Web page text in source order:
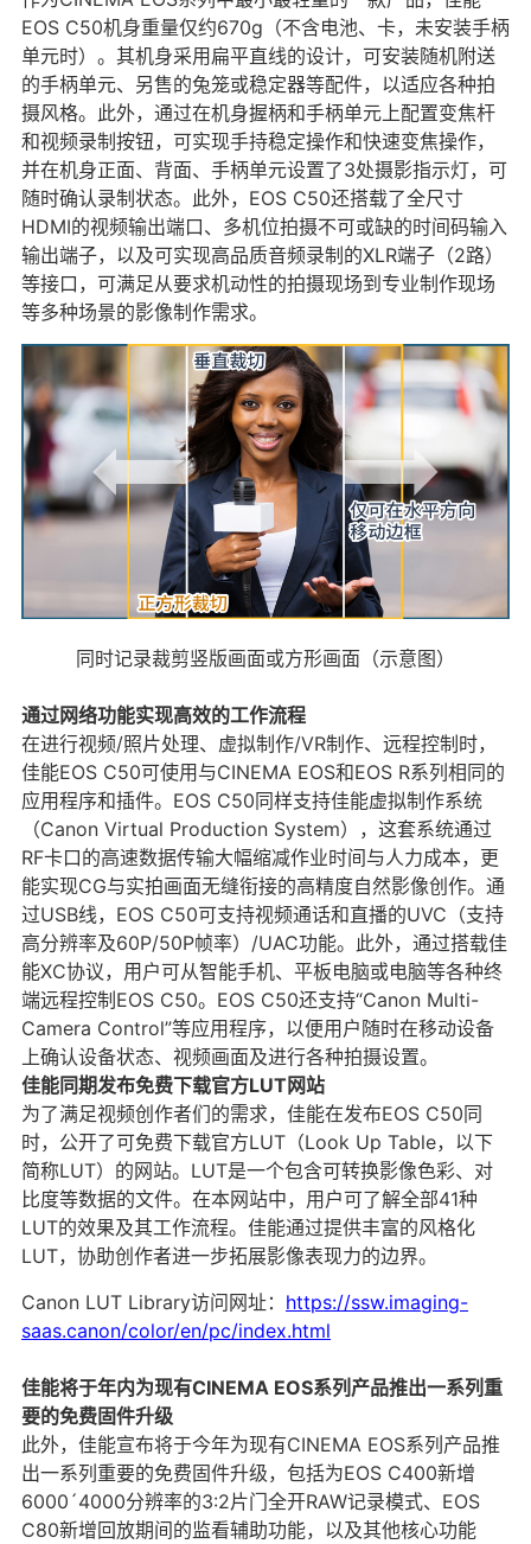
EOS C50机身重量仅约670g（不含电池、卡，未安装手柄
单元时）。其机身采用扁平直线的设计，可安装随机附送
的手柄单元、另售的兔笼或稳定器等配件，以适应各种拍
摄风格。此外，通过在机身握柄和手柄单元上配置变焦杆
和视频录制按钮，可实现手持稳定操作和快速变焦操作，
并在机身正面、背面、手柄单元设置了3处摄影指示灯，可
随时确认录制状态。此外，EOS C50还搭载了全尺寸
HDMI的视频输出端口、多机位拍摄不可或缺的时间码输入
输出端子，以及可实现高品质音频录制的XLR端子（2路）
等接口，可满足从要求机动性的拍摄现场到专业制作现场
等多种场景的影像制作需求。
同时记录裁剪竖版画面或方形画面（示意图）
通过网络功能实现高效的工作流程
在进行视频/照片处理、虚拟制作/VR制作、远程控制时，
佳能EOS C50可使用与CINEMA EOS和EOS R系列相同的
应用程序和插件。EOS C50同样支持佳能虚拟制作系统
（Canon Virtual Production System），这套系统通过
RF卡口的高速数据传输大幅缩减作业时间与人力成本，更
能实现CG与实拍画面无缝衔接的高精度自然影像创作。通
过USB线，EOS C50可支持视频通话和直播的UVC（支持
高分辨率及60P/50P帧率）/UAC功能。此外，通过搭载佳
能XC协议，用户可从智能手机、平板电脑或电脑等各种终
端远程控制EOS C50。EOS C50还支持“Canon Multi-
Camera Control”等应用程序，以便用户随时在移动设备
上确认设备状态、视频画面及进行各种拍摄设置。
佳能同期发布免费下载官方LUT网站
为了满足视频创作者们的需求，佳能在发布EOS C50同
时，公开了可免费下载官方LUT（Look Up Table，以下
简称LUT）的网站。LUT是一个包含可转换影像色彩、对
比度等数据的文件。在本网站中，用户可了解全部41种
LUT的效果及其工作流程。佳能通过提供丰富的风格化
LUT，协助创作者进一步拓展影像表现力的边界。
Canon LUT Library访问网址： https://ssw.imaging-
saas.canon/color/en/pc/index.html
佳能将于年内为现有CINEMA EOS系列产品推出一系列重
要的免费固件升级
此外，佳能宣布将于今年为现有CINEMA EOS系列产品推
出一系列重要的免费固件升级，包括为EOS C400新增
6000´4000分辨率的3:2片门全开RAW记录模式、EOS
C80新增回放期间的监看辅助功能，以及其他核心功能